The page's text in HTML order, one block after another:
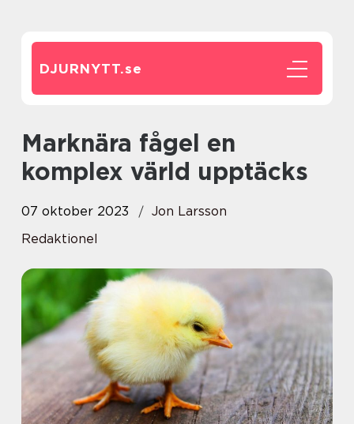
DJURNYTT.se
Marknära fågel en
komplex värld upptäcks
07 oktober 2023
Jon Larsson
Redaktionel